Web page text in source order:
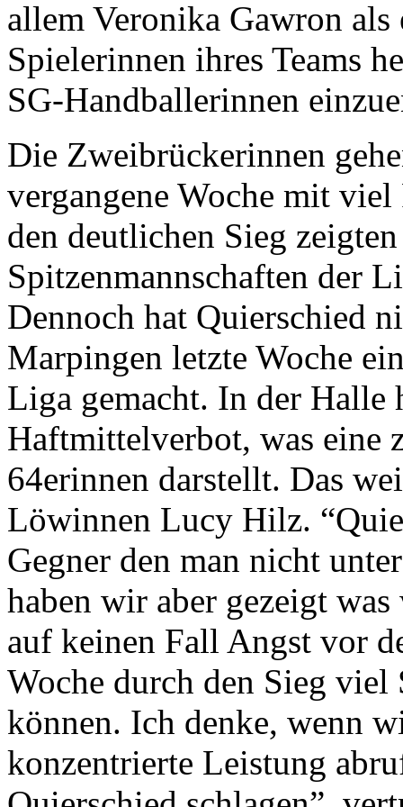
allem Veronika Gawron
Spielerinnen ihres Teams
SG-Handballerinnen
Die Zweibrückerinnen
vergangene Woche mit
den deutlichen Sieg
Spitzenmannschaften der
Dennoch hat Quierschied
Marpingen letzte Woche
Liga gemacht. In der Halle
Haftmittelverbot, was eine
64erinnen darstellt. Das
Löwinnen Lucy Hilz.
Gegner den man nicht
haben wir aber gezeigt
auf keinen Fall Angst vor
Woche durch den Sieg viel
können. Ich denke, wenn
konzentrierte Leistung